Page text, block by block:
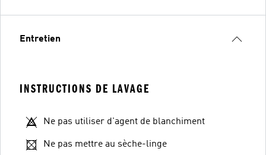
Entretien
INSTRUCTIONS DE LAVAGE
Ne pas utiliser d'agent de blanchiment
Ne pas mettre au sèche-linge